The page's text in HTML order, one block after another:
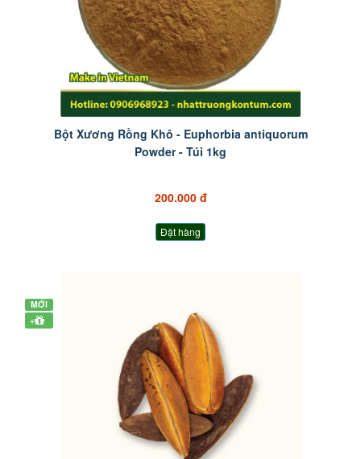
Bột Xương Rồng Khô - Euphorbia antiquorum
Powder - Túi 1kg
200.000 đ
Đặt hàng
MỚI
+